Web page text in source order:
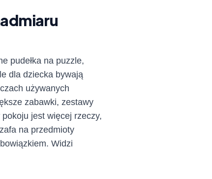
pudełka na puzzle,
dla dziecka bywają
używanych
zabawki, zestawy
jest więcej rzeczy,
na przedmioty
Widzi